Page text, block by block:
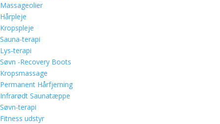
Massageolier
Hårpleje
Kropspleje
Sauna-terapi
Lys-terapi
Søvn -Recovery Boots
Kropsmassage
Permanent Hårfjerning
Infrarødt Saunatæppe
Søvn-terapi
Fitness udstyr